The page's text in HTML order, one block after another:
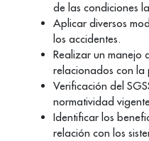
de las condiciones
Aplicar diversos
los accidentes.
Realizar un manejo
relacionados con la
Verificación del
normatividad
Identificar los
relación con los